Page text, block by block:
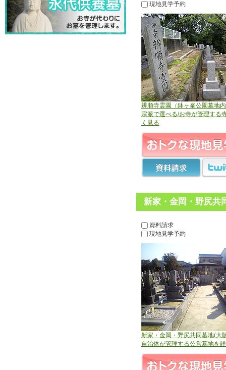
現地見学予約
辨順寺霊園（鉢ヶ峯公園墓地
宗派で選べる/お寺が管理する
く見る
新家・金岡・野尻共
資料請求
現地見学予約
新家・金岡・野尻共同墓地(大
自治体が管理する公営墓地を